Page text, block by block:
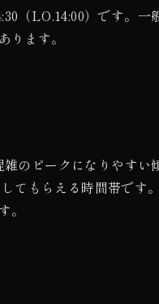
（LO.14:00）です。
ます。
のピークになりやす
てもらえる時間帯で
。